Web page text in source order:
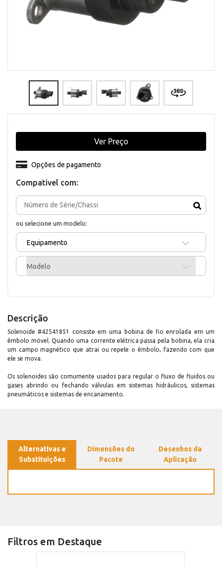
Compativel com:
ou selecione um modelo:
Equipamento
Modelo
Opções de pagamento
Ver Preço
Descrição
Solenoide #42541851 consiste em uma bobina de fio enrolada em um
êmbolo móvel. Quando uma corrente elétrica passa pela bobina, ela cria
um campo magnético que atrai ou repele o êmbolo, fazendo com que
ele se mova.
Os solenoides são comumente usados para regular o fluxo de fluidos ou
gases abrindo ou fechando válvulas em sistemas hidráulicos, sistemas
pneumáticos e sistemas de encanamento.
Alternativas e
Substituições
Dimensões do
Pacote
Desenhos da
Aplicação
Filtros em Destaque